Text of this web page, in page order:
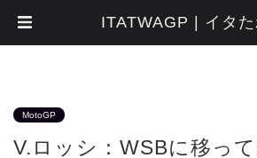
MotoGP
V.ロッシ：WSBに移っ
ITATWAGP | イタ